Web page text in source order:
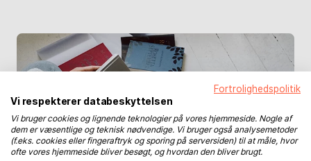
Fortrolighedspolitik
Vi respekterer databeskyttelsen
Vi bruger cookies og lignende teknologier på vores hjemmeside. Nogle af
dem er væsentlige og teknisk nødvendige. Vi bruger også analysemetoder
(f.eks. cookies eller fingeraftryk og sporing på serversiden) til at måle, hvor
ofte vores hjemmeside bliver besøgt, og hvordan den bliver brugt.